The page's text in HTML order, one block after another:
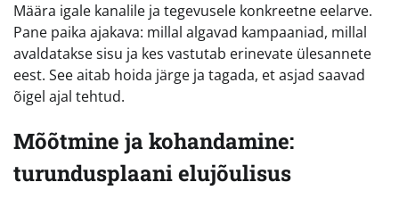
Määra igale kanalile ja tegevusele konkreetne eelarve.
Pane paika ajakava: millal algavad kampaaniad, millal
avaldatakse sisu ja kes vastutab erinevate ülesannete
eest. See aitab hoida järge ja tagada, et asjad saavad
õigel ajal tehtud.
Mõõtmine ja kohandamine:
turundusplaani elujõulisus